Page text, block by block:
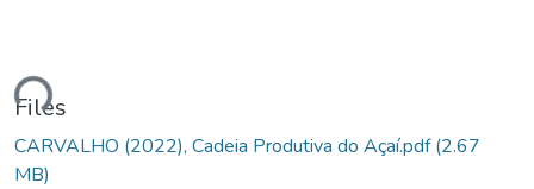
Files
CARVALHO (2022), Cadeia Produtiva do Açaí.pdf(2.67
MB)